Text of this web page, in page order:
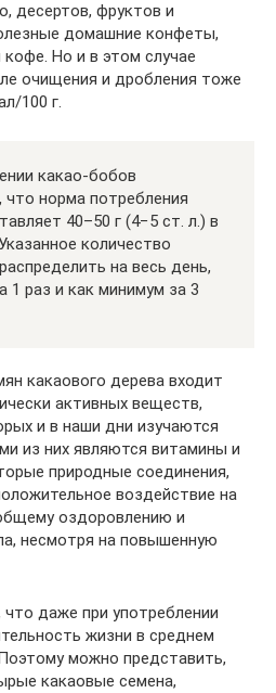
десертов, фруктов и
домашние конфеты,
Но и в этом случае
очищения и дробления тоже
100 г.
какао-бобов
норма потребления
40–50 г (4−5 ст. л.) в
количество
на весь день,
1 раз и как минимум за 3
какаового дерева входит
активных веществ,
и в наши дни изучаются
из них являются витамины и
природные соединения,
воздействие на
оздоровлению и
несмотря на повышенную
даже при употреблении
жизни в среднем
можно представить,
какаовые семена,